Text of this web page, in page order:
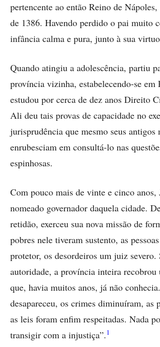
pertencente ao então Reino de
de 1386. Havendo perdido o pai muito
infância calma e pura, junto à sua
Quando atingiu a adolescência, partiu
província vizinha, estabelecendo-se em
estudou por cerca de dez anos Direito
Ali deu tais provas de capacidade no
jurisprudência que mesmo seus antigos
enrubesciam em consultá-lo nas
espinhosas.
Com pouco mais de vinte e cinco anos,
nomeado governador daquela cidade.
retidão, exerceu sua nova missão de
pobres nele tiveram sustento, as
protetor, os desordeiros um juiz severo.
autoridade, a província inteira recobrou
que, havia muitos anos, já não
desapareceu, os crimes diminuíram, as
as leis foram enfim respeitadas. Nada
transigir com a injustiça”.1